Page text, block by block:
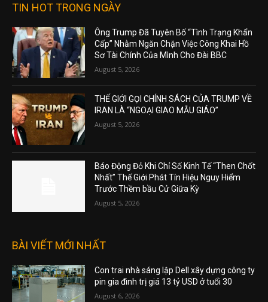
TIN HOT TRONG NGÀY
Ông Trump Đã Tuyên Bố “Tình Trạng Khẩn
Cấp” Nhằm Ngăn Chặn Việc Công Khai Hồ
Sơ Tài Chính Của Mình Cho Đài BBC
August 5, 2026
THẾ GIỚI GỌI CHÍNH SÁCH CỦA TRUMP VỀ
IRAN LÀ “NGOẠI GIAO MẪU GIÁO”
August 5, 2026
Báo Động Đỏ Khi Chỉ Số Kinh Tế “Then Chốt
Nhất” Thế Giới Phát Tín Hiệu Nguy Hiểm
Trước Thềm bầu Cử Giữa Kỳ
August 5, 2026
BÀI VIẾT MỚI NHẤT
Con trai nhà sáng lập Dell xây dựng công ty
pin gia đình trị giá 13 tỷ USD ở tuổi 30
August 6, 2026